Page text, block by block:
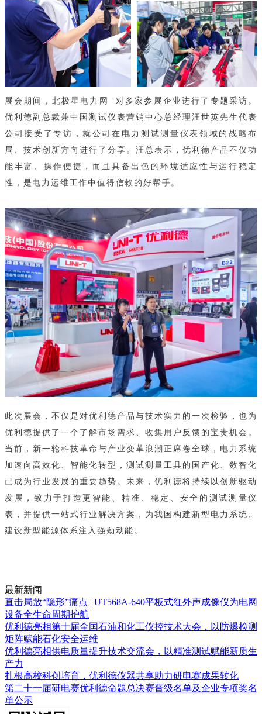
展会期间， 北极星电力网
对多家参展企业进行了专题采访。
优利德副总裁兼中国测试仪表营销中心总经理汪世英先生代表
公司接受了专访，就公司在电力测试测量仪表领域的战略布
局、技术创新方向进行了分享。汪总表示，优利德产品不仅功
能丰富、操作便捷，而且具备出色的环境适应性与运行稳定
性，是电力运维工作中值得信赖的好帮手。
此次展会，不仅是对优利德产品与技术实力的一次检验，也为
优利德提供了一个了解市场需求、收集用户反馈的宝贵机会。
当前，新一轮科技革命与产业变革浪潮正席卷全球，电力系统
加速向高效化、智能化转型，测试测量工具的国产化、数智化
已成为行业发展的重要趋势。未来，优利德将持续以创新驱动
发展，致力于打造更智能、精准、稳定、安全的测试测量仪
表，并提供一站式行业解决方案，为我国构建新型电力系统、
建设新型能源体系注入强劲动能。
最新新闻
直击局放“隐形”痛点 | UT568A-640平板式红外声成像仪为电网
设备全生命周期护航
优利德亮相第十届全国石油和化工仪控技术大会，以防爆检测
矩阵赋能石化安全运维
优利德亮相供电质量提升技术交流会，以精准测试赋能新质生
产力
扎根高校科创培育，优利德仪器共享助力研电赛成果转化
第二十一届研电赛优利德命题总决赛晋级名单及企业专项奖名
单公示